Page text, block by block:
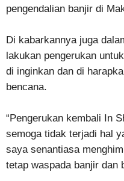
pengendalian banjir di
Di kabarkannya juga
lakukan pengerukan
di inginkan dan di
bencana.
“Pengerukan kembali In
semoga tidak terjadi hal
saya senantiasa
tetap waspada banjir dan